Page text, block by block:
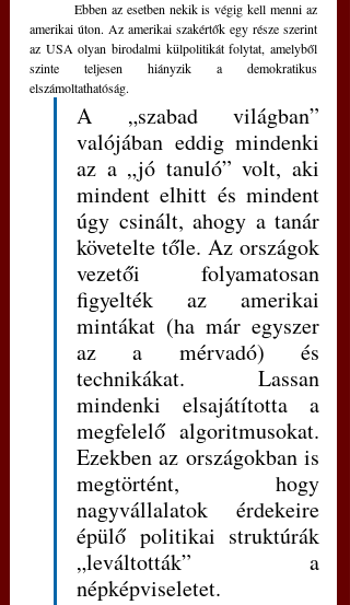
amerikai úton. Az amerikai szakértők egy része szerint
az USA olyan birodalmi külpolitikát folytat, amelyből
szinte teljesen hiányzik a demokratikus
elszámoltathatóság.
A „szabad világban”
valójában eddig mindenki
az a „jó tanuló” volt, aki
mindent elhitt és mindent
úgy csinált, ahogy a tanár
követelte tőle. Az országok
vezetői folyamatosan
figyelték az amerikai
mintákat (ha már egyszer
az a mérvadó) és
technikákat. Lassan
mindenki elsajátította a
megfelelő algoritmusokat.
Ezekben az országokban is
megtörtént, hogy
nagyvállalatok érdekeire
épülő politikai struktúrák
„leváltották” a
népképviseletet.